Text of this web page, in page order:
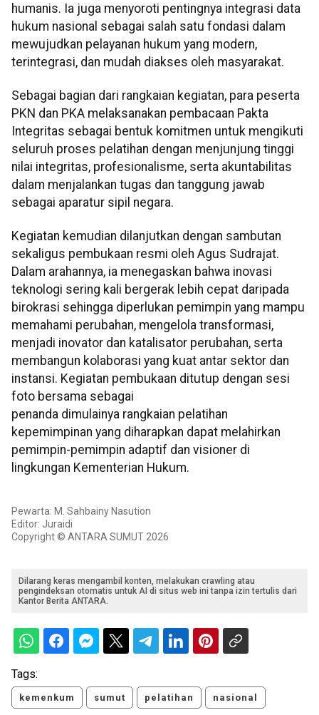
humanis. Ia juga menyoroti pentingnya integrasi data
hukum nasional sebagai salah satu fondasi dalam
mewujudkan pelayanan hukum yang modern,
terintegrasi, dan mudah diakses oleh masyarakat.
Sebagai bagian dari rangkaian kegiatan, para peserta
PKN dan PKA melaksanakan pembacaan Pakta
Integritas sebagai bentuk komitmen untuk mengikuti
seluruh proses pelatihan dengan menjunjung tinggi
nilai integritas, profesionalisme, serta akuntabilitas
dalam menjalankan tugas dan tanggung jawab
sebagai aparatur sipil negara.
Kegiatan kemudian dilanjutkan dengan sambutan
sekaligus pembukaan resmi oleh Agus Sudrajat.
Dalam arahannya, ia menegaskan bahwa inovasi
teknologi sering kali bergerak lebih cepat daripada
birokrasi sehingga diperlukan pemimpin yang mampu
memahami perubahan, mengelola transformasi,
menjadi inovator dan katalisator perubahan, serta
membangun kolaborasi yang kuat antar sektor dan
instansi. Kegiatan pembukaan ditutup dengan sesi
foto bersama sebagai
penanda dimulainya rangkaian pelatihan
kepemimpinan yang diharapkan dapat melahirkan
pemimpin-pemimpin adaptif dan visioner di
lingkungan Kementerian Hukum.
Pewarta: M. Sahbainy Nasution
Editor: Juraidi
Copyright © ANTARA SUMUT 2026
Dilarang keras mengambil konten, melakukan crawling atau
pengindeksan otomatis untuk AI di situs web ini tanpa izin tertulis dari
Kantor Berita ANTARA.
Tags:
kemenkum sumut pelatihan nasional